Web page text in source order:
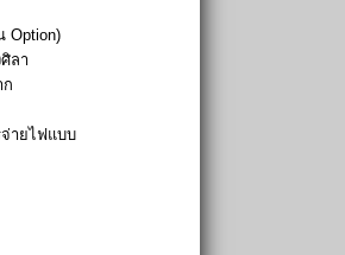
Option)
ลา
ก
จ่ายไฟแบบ